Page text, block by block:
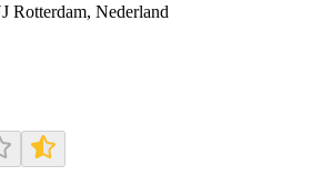
Rotterdam, Nederland